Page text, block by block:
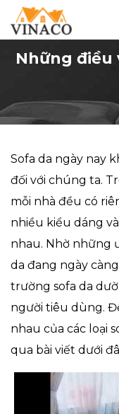
Những điều
Sofa da ngày nay
đối với chúng ta.
mỗi nhà đều có
nhiều kiểu dáng
nhau. Nhờ những
da đang ngày
trường sofa da
người tiêu dùng.
nhau của các loại
qua bài viết dưới